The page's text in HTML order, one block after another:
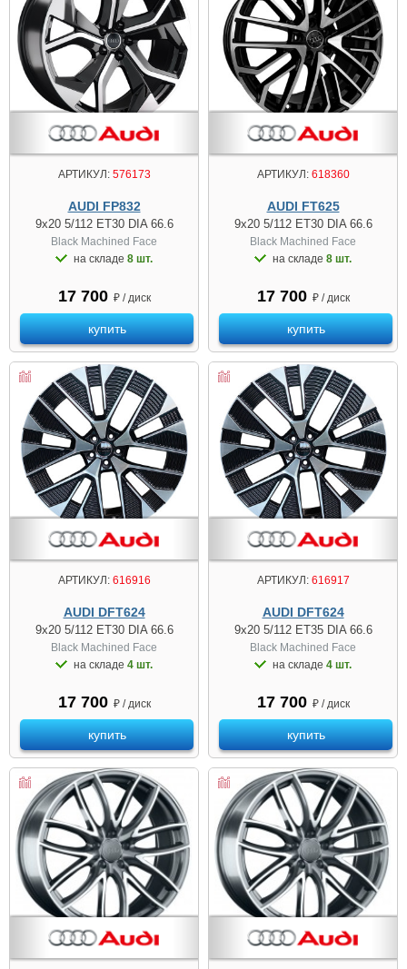
АРТИКУЛ:576173
AUDI FP832
9x20 5/112 ET30 DIA 66.6
Black Machined Face
на складе 8 шт.
17 700 ₽ / диск
купить
АРТИКУЛ:618360
AUDI FT625
9x20 5/112 ET30 DIA 66.6
Black Machined Face
на складе 8 шт.
17 700 ₽ / диск
купить
АРТИКУЛ:616916
AUDI DFT624
9x20 5/112 ET30 DIA 66.6
Black Machined Face
на складе 4 шт.
17 700 ₽ / диск
купить
АРТИКУЛ:616917
AUDI DFT624
9x20 5/112 ET35 DIA 66.6
Black Machined Face
на складе 4 шт.
17 700 ₽ / диск
купить